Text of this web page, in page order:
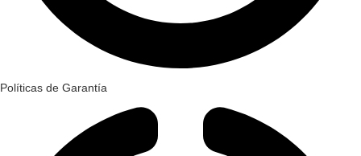
Políticas de Garantía